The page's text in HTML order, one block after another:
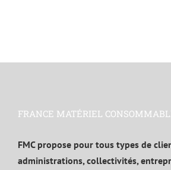
FRANCE MATÉRIEL
FMC propose pour tous types de
administrations, collectivités,